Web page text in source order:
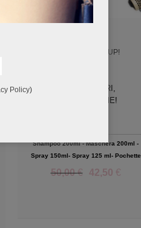
EFFETTO PUSH UP!
SUPERPOTERI,
SUPERVOLUME!
Shampoo 200ml - Maschera 200ml -
Spray 150ml- Spray 125 ml- Pochette
50,00€ 42,50 €
Policy)